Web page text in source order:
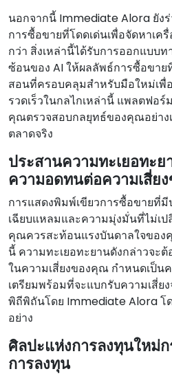
นอกจากนี้ Immediate Alora ยัง
การซื้อขายที่โดดเด่นเพื่อจัดหาเค
กว่า สิ่งเหล่านี้ได้รับการออกแบบ
ซ้อนของ AI ให้ผลลัพธ์การซื้อขาย
สอนที่ครอบคลุมสําหรับมือใหม่เพื่
รวดเร็วในกลไกเหล่านี้ แพลตฟอร์
คุณตรวจสอบกลยุทธ์ของคุณอย่าง
ตลาดจริง
ประสานความทะเยอทะ
ความอดทนต่อความเสี่ย
การแสดงพิมพ์เขียวการซื้อขายที่
เฉียบแหลมและความมุ่งมั่นที่ไม่เ
คุณควรสะท้อนแรงบันดาลใจขอ
นี้ ความทะเยอทะยานดังกล่าวจะ
ในความเสี่ยงของคุณ กําหนดเป็น
เตรียมพร้อมที่จะแบกรับความเสี่ย
พิถีพิถันโดย Immediate Alora โ
อย่าง
ศิลปะแห่งการลงทุนใหม่
การลงทุน